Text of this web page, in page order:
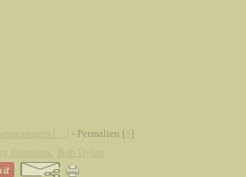
- Permalien [ ]
,